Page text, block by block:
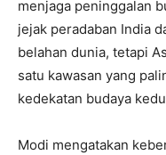
menjaga peninggalan
jejak peradaban India
belahan dunia, tetapi
satu kawasan yang
kedekatan budaya
Modi mengatakan